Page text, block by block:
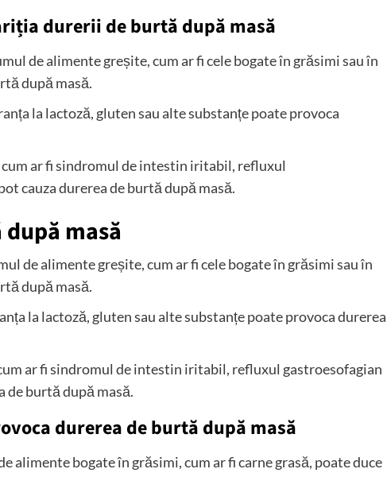
durerii de burtă după masă
de alimente greșite, cum ar fi cele bogate în grăsimi sau în
după masă.
la lactoză, gluten sau alte substanțe poate provoca
ar fi sindromul de intestin iritabil, refluxul
cauza durerea de burtă după masă.
masă
de alimente greșite, cum ar fi cele bogate în grăsimi sau în
după masă.
la lactoză, gluten sau alte substanțe poate provoca durerea
ar fi sindromul de intestin iritabil, refluxul gastroesofagian
de burtă după masă.
durerea de burtă după masă
alimente bogate în grăsimi, cum ar fi carne grasă, poate duce